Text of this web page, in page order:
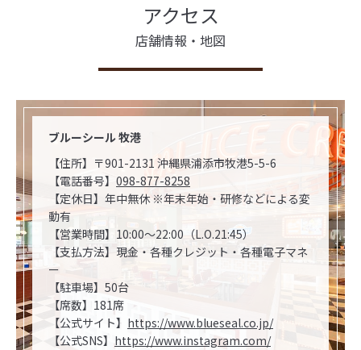
アクセス
店舗情報・地図
ブルーシール 牧港
【住所】〒901-2131 沖縄県浦添市牧港5-5-6
【電話番号】 098-877-8258
【定休日】年中無休 ※年末年始・研修などによる変
動有
【営業時間】10:00～22:00（L.O.21:45）
【支払方法】現金・各種クレジット・各種電子マネ
ー
【駐車場】50台
【席数】181席
【公式サイト】 https://www.blueseal.co.jp/
【公式SNS】 https://www.instagram.com/